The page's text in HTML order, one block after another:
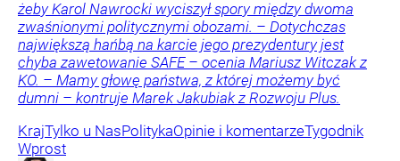
żeby Karol Nawrocki wyciszył spory między dwoma
zwaśnionymi politycznymi obozami. – Dotychczas
największą hańbą na karcie jego prezydentury jest
chyba zawetowanie SAFE – ocenia Mariusz Witczak z
KO. – Mamy głowę państwa, z której możemy być
dumni – kontruje Marek Jakubiak z Rozwoju Plus.
KrajTylko u NasPolitykaOpinie i komentarzeTygodnik
Wprost